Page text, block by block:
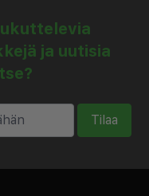
lähialueen
tai
sitten
Beach Hotel
ja uutisia
Tilaa